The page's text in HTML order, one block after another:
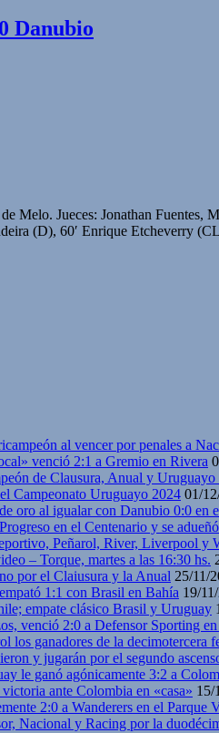
Danubio
Melo. Jueces: Jonathan
(D), 60′ Enrique Etcheverry
al vencer por penales a
venció 2:1 a Gremio en Rivera
de Clausura, Anual y Uruguayo
Campeonato Uruguayo 2024 01/
oro al igualar con Danubio 0:0 en
en el Centenario y se
Peñarol, River, Liverpool y
– Torque, martes a las 16:30 hs.
por el Claiusura y la Anual 25/11/
1:1 con Brasil en Bahía 19/
empate clásico Brasil y Uruguay
venció 2:0 a Defensor Sporting
los ganadores de la decimotercera
y jugarán por el segundo
le ganó agónicamente 3:2 a
ante Colombia en «casa» 15/
2:0 a Wanderers en el Parque
Nacional y Racing por la